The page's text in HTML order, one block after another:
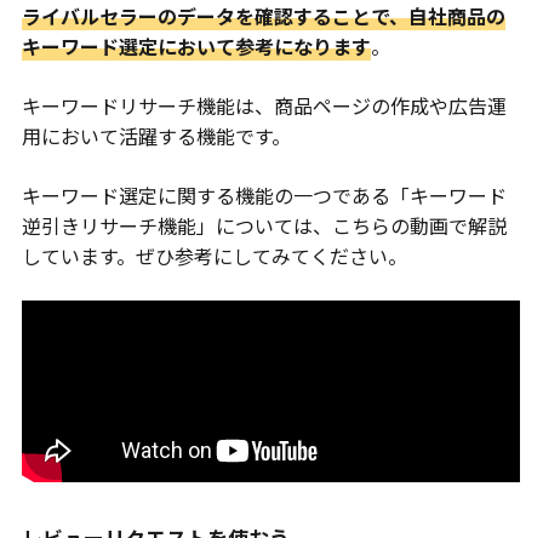
ライバルセラーのデータを確認することで、自社商品の
キーワード選定において参考になります。
キーワードリサーチ機能は、商品ページの作成や広告運
用において活躍する機能です。
キーワード選定に関する機能の一つである「キーワード
逆引きリサーチ機能」については、こちらの動画で解説
しています。ぜひ参考にしてみてください。